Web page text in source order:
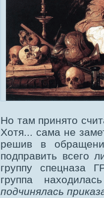
Но там принято
Хотя... сама не
решив в
подправить всего
группу спецназа
группа
подчинялась